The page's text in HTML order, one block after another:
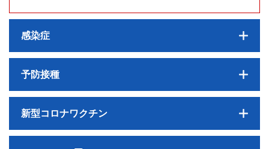
感染症
予防接種
新型コロナワクチン